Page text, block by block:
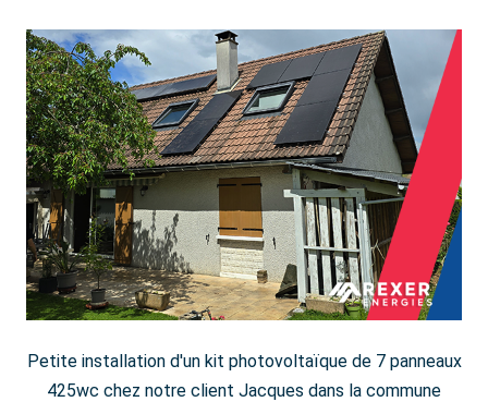
Petite installation d'un kit photovoltaïque de 7 panneaux
425wc chez notre client Jacques dans la commune